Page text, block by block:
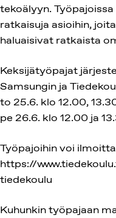
tekoälyyn.
ratkaisuja asioihin,
haluaisivat ratkaista
Keksijätyöpajat
Samsungin ja
to 25.6. klo 12.00,
pe 26.6. klo 12.00 ja
Työpajoihin voi
https://
tiedekoulu
Kuhunkin työpajaan